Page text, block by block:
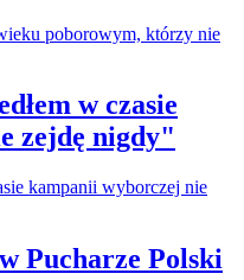
w czasie
zejdę nigdy"
Pucharze Polski